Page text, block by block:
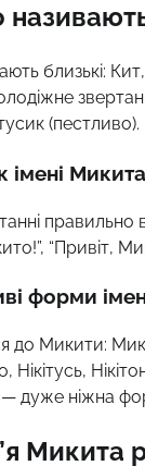
близькі: Кит,
(пестливо).
імені Микита
“Привіт,
форми
до Микити:
дуже ніжна
Микита